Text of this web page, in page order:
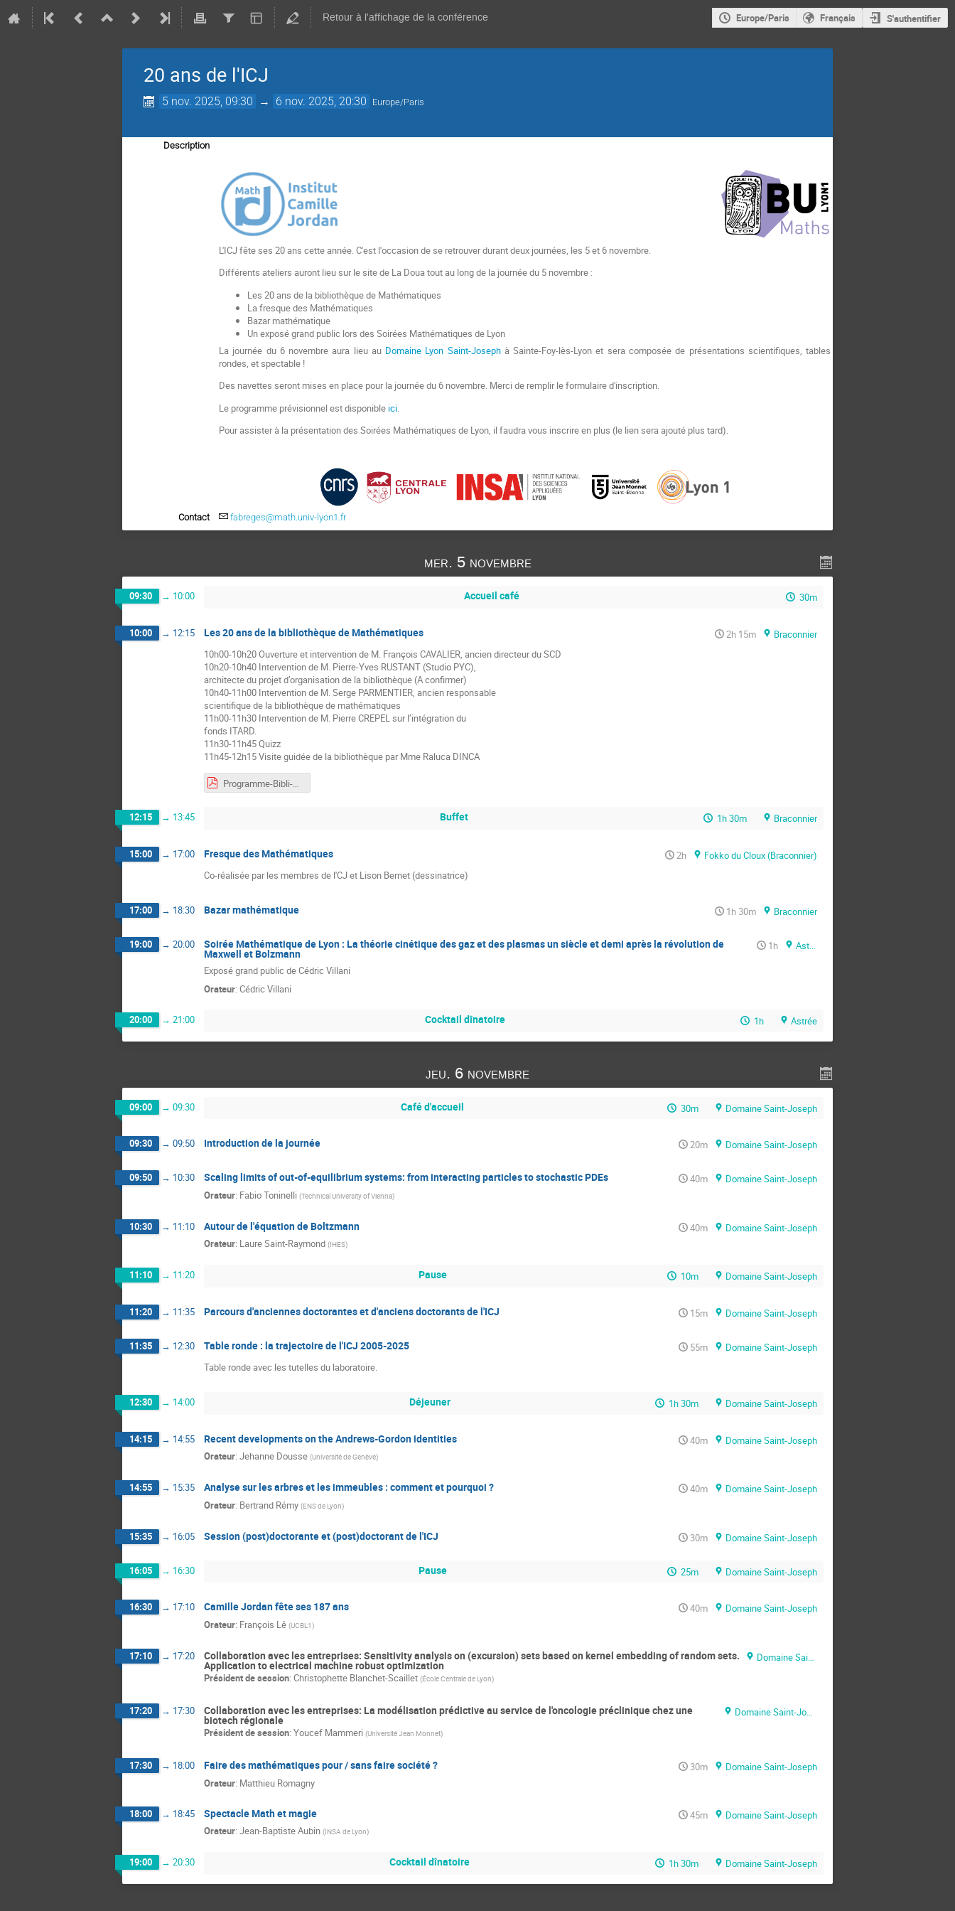
Retour à l'affichage de la conférence Europe/Paris Français S'authentifier
20 ans de l'ICJ
5 nov. 2025, 09:30 → 6 nov. 2025, 20:30 Europe/Paris
Description
L'ICJ fête ses 20 ans cette année. C'est l'occasion de se retrouver durant deux journées, les 5 et 6 novembre.
Différents ateliers auront lieu sur le site de La Doua tout au long de la journée du 5 novembre :
Les 20 ans de la bibliothèque de Mathématiques
La fresque des Mathématiques
Bazar mathématique
Un exposé grand public lors des Soirées Mathématiques de Lyon
La journée du 6 novembre aura lieu au Domaine Lyon Saint-Josephà Sainte-Foy-lès-Lyon et sera composée de présentations scientifiques, tables
rondes, et spectable !
Des navettes seront mises en place pour la journée du 6 novembre. Merci de remplir le formulaire d'inscription.
Le programme prévisionnel est disponible ici
Pour assister à la présentation des Soirées Mathématiques de Lyon, il faudra vous inscrire en plus (le lien sera ajouté plus tard).
Contact fabreges@math.univ-lyon1.fr
mer. 5 novembre
09:30 → 10:00 Accueil café 30m
10:00 → 12:15 Les 20 ans de la bibliothèque de Mathématiques 2h 15m
Braconnier
10h00-10h20 Ouverture et intervention de M. François CAVALIER, ancien directeur du SCD
10h20-10h40 Intervention de M. Pierre-Yves RUSTANT (Studio PYC),
architecte du projet d’organisation de la bibliothèque (A confirmer)
10h40-11h00 Intervention de M. Serge PARMENTIER, ancien responsable
scientifique de la bibliothèque de mathématiques
11h00-11h30 Intervention de M. Pierre CREPEL sur l’intégration du
fonds ITARD.
11h30-11h45 Quizz
11h45-12h15 Visite guidée de la bibliothèque par Mme Raluca DINCA
Programme-Bibli-1.pdf
12:15 → 13:45 Buffet 1h 30m Braconnier
15:00 → 17:00 Fresque des Mathématiques 2h
Fokko du Cloux (Braconnier)
Co-réalisée par les membres de l'CJ et Lison Bernet (dessinatrice)
17:00 → 18:30 Bazar mathématique 1h 30m Braconnier
19:00 → 20:00 Soirée Mathématique de Lyon : La théorie cinétique des gaz et des plasmas un siècle et demi après la révolution de
Maxwell et Bolzmann
1h
Astrée
Exposé grand public de Cédric Villani
Orateur: Cédric Villani
20:00 → 21:00 Cocktail dînatoire 1h Astrée
jeu. 6 novembre
09:00 → 09:30 Café d'accueil 30m Domaine Saint-Joseph
09:30 → 09:50 Introduction de la journée 20m Domaine Saint-Joseph
09:50 → 10:30 Scaling limits of out-of-equilibrium systems: from interacting particles to stochastic PDEs 40m
Domaine Saint-Joseph
Orateur: Fabio Toninelli (Technical University of Vienna)
10:30 → 11:10 Autour de l'équation de Boltzmann 40m
Domaine Saint-Joseph
Orateur: Laure Saint-Raymond (IHES)
11:10 → 11:20 Pause 10m Domaine Saint-Joseph
11:20 → 11:35 Parcours d'anciennes doctorantes et d'anciens doctorants de l'ICJ 15m Domaine Saint-Joseph
11:35 → 12:30 Table ronde : la trajectoire de l'ICJ 2005-2025 55m
Domaine Saint-Joseph
Table ronde avec les tutelles du laboratoire.
12:30 → 14:00 Déjeuner 1h 30m Domaine Saint-Joseph
14:15 → 14:55 Recent developments on the Andrews-Gordon identities 40m
Domaine Saint-Joseph
Orateur: Jehanne Dousse (Université de Genève)
14:55 → 15:35 Analyse sur les arbres et les immeubles : comment et pourquoi ? 40m
Domaine Saint-Joseph
Orateur: Bertrand Rémy (ENS de Lyon)
15:35 → 16:05 Session (post)doctorante et (post)doctorant de l'ICJ 30m Domaine Saint-Joseph
16:05 → 16:30 Pause 25m Domaine Saint-Joseph
16:30 → 17:10 Camille Jordan fête ses 187 ans 40m
Domaine Saint-Joseph
Orateur: François Lê (UCBL1)
17:10 → 17:20 Collaboration avec les entreprises: Sensitivity analysis on (excursion) sets based on kernel embedding of random sets.
Application to electrical machine robust optimization
Domaine Saint-Joseph
Président de session: Christophette Blanchet-Scaillet (École Centrale de Lyon)
17:20 → 17:30 Collaboration avec les entreprises: La modélisation prédictive au service de l'oncologie préclinique chez une
biotech régionale
Domaine Saint-Joseph
Président de session: Youcef Mammeri (Université Jean Monnet)
17:30 → 18:00 Faire des mathématiques pour / sans faire société ? 30m
Domaine Saint-Joseph
Orateur: Matthieu Romagny
18:00 → 18:45 Spectacle Math et magie 45m
Domaine Saint-Joseph
Orateur: Jean-Baptiste Aubin (INSA de Lyon)
19:00 → 20:30 Cocktail dînatoire 1h 30m Domaine Saint-Joseph